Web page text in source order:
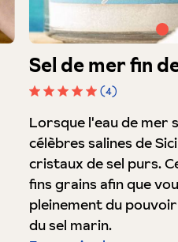
Sel de mer fin
(4)
Lorsque l'eau de mer
célèbres salines de
cristaux de sel purs.
fins grains afin que
pleinement du
du sel marin.